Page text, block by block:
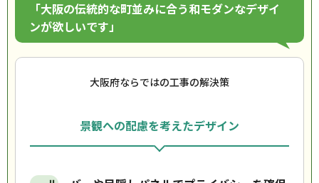
「大阪の伝統的な町並みに合う和モダンなデザイ
ンが欲しいです」
大阪府ならではの工事の解決策
景観への配慮を考えたデザイン